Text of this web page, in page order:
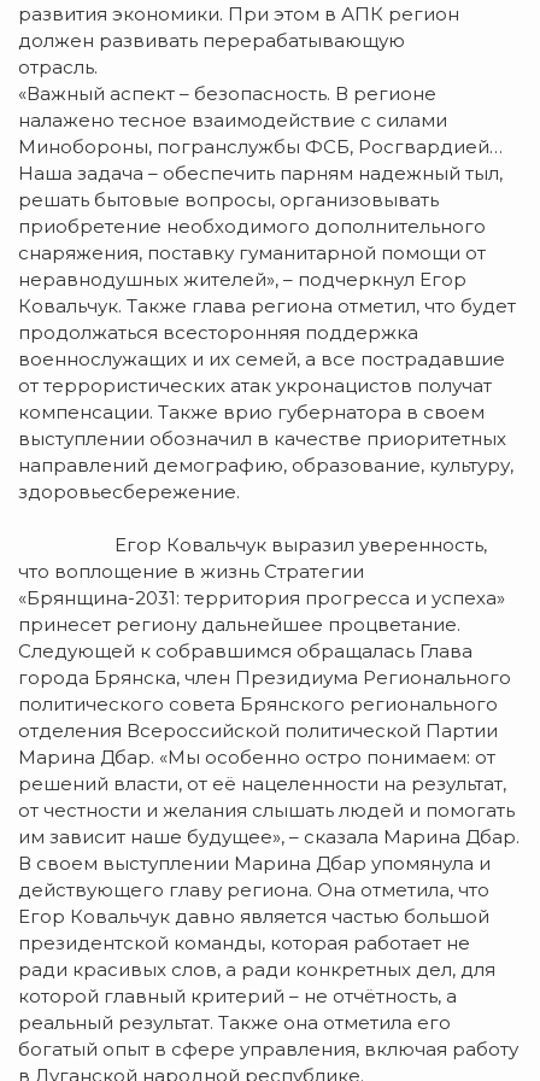
развития экономики. При этом в АПК регион
должен развивать перерабатывающую
«Важный аспект – безопасность. В регионе
налажено тесное взаимодействие с силами
Минобороны, погранслужбы ФСБ, Росгвардией…
Наша задача – обеспечить парням надежный тыл,
решать бытовые вопросы, организовывать
приобретение необходимого дополнительного
снаряжения, поставку гуманитарной помощи от
неравнодушных жителей», – подчеркнул Егор
Ковальчук. Также глава региона отметил, что будет
продолжаться всесторонняя поддержка
военнослужащих и их семей, а все пострадавшие
от террористических атак укронацистов получат
компенсации. Также врио губернатора в своем
выступлении обозначил в качестве приоритетных
направлений демографию, образование, культуру,
здоровьесбережение.
Егор Ковальчук выразил уверенность,
что воплощение в жизнь Стратегии
«Брянщина-2031: территория прогресса и успеха»
принесет региону дальнейшее процветание.
Следующей к собравшимся обращалась Глава
города Брянска, член Президиума Регионального
политического совета Брянского регионального
отделения Всероссийской политической Партии
Марина Дбар. «Мы особенно остро понимаем: от
решений власти, от её нацеленности на результат,
от честности и желания слышать людей и помогать
им зависит наше будущее», – сказала Марина Дбар.
В своем выступлении Марина Дбар упомянула и
действующего главу региона. Она отметила, что
Егор Ковальчук давно является частью большой
президентской команды, которая работает не
ради красивых слов, а ради конкретных дел, для
которой главный критерий – не отчётность, а
реальный результат. Также она отметила его
богатый опыт в сфере управления, включая работу
в Луганской народной республике.